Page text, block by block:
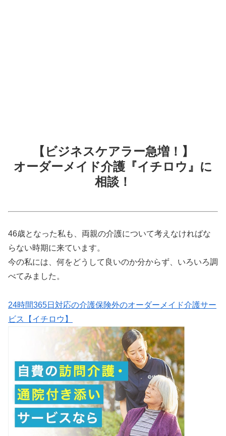
【ビジネスケアラー急増！】
オーダーメイド介護『イチロウ』に
相談！
46歳となった私も、両親の介護について考えなければな
らない時期に来ています。
今の私には、何をどうして良いのか分からず、いろいろ調
べてみました。
24時間365日対応の介護保険外のオーダーメイド介護サー
ビス【イチロウ】